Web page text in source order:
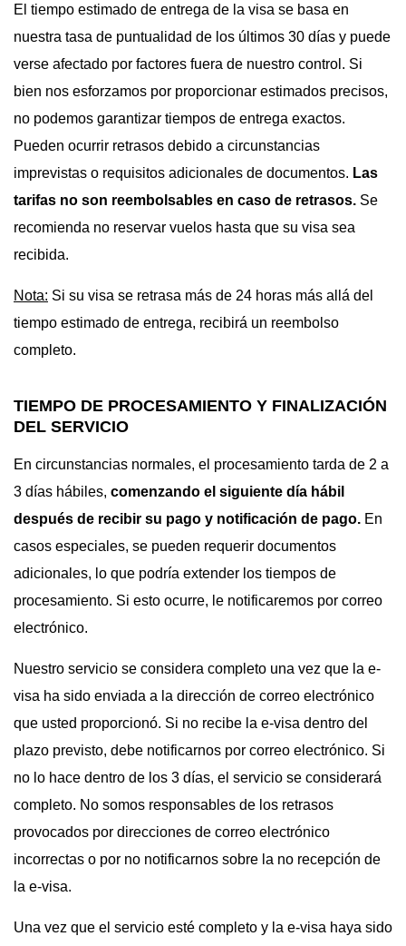
El tiempo estimado de entrega de la visa se basa en
nuestra tasa de puntualidad de los últimos 30 días y puede
verse afectado por factores fuera de nuestro control. Si
bien nos esforzamos por proporcionar estimados precisos,
no podemos garantizar tiempos de entrega exactos.
Pueden ocurrir retrasos debido a circunstancias
imprevistas o requisitos adicionales de documentos. Las
tarifas no son reembolsables en caso de retrasos. Se
recomienda no reservar vuelos hasta que su visa sea
recibida.
Nota: Si su visa se retrasa más de 24 horas más allá del
tiempo estimado de entrega, recibirá un reembolso
completo.
TIEMPO DE PROCESAMIENTO Y FINALIZACIÓN
DEL SERVICIO
En circunstancias normales, el procesamiento tarda de 2 a
3 días hábiles, comenzando el siguiente día hábil
después de recibir su pago y notificación de pago. En
casos especiales, se pueden requerir documentos
adicionales, lo que podría extender los tiempos de
procesamiento. Si esto ocurre, le notificaremos por correo
electrónico.
Nuestro servicio se considera completo una vez que la e-
visa ha sido enviada a la dirección de correo electrónico
que usted proporcionó. Si no recibe la e-visa dentro del
plazo previsto, debe notificarnos por correo electrónico. Si
no lo hace dentro de los 3 días, el servicio se considerará
completo. No somos responsables de los retrasos
provocados por direcciones de correo electrónico
incorrectas o por no notificarnos sobre la no recepción de
la e-visa.
Una vez que el servicio esté completo y la e-visa haya sido